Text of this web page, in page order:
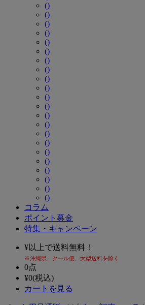
()
()
()
()
()
()
()
()
()
()
()
()
()
()
()
()
()
()
()
()
()
()
コラム
ポイント募金
特集・キャンペーン
¥以上で送料無料！
※沖縄県、クール便、大型送料を除く
0点
¥0(税込)
カートを見る